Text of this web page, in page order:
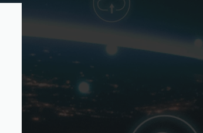
Como otimizar
custos na gestão
licenças e
subscriptions de
ativos de rede